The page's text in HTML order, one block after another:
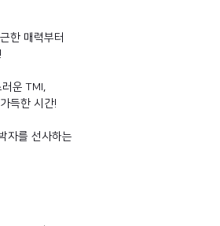
한 매력부터
운 TMI,
득한 시간!
자를 선사하는